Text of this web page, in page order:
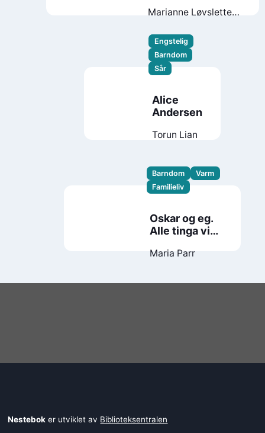
Marianne Løvsletten
Marie Fallberg
Engstelig
Barndom
Sår
Alice
Andersen
Torun Lian
Barndom
Varm
Familieliv
Oskar og eg.
Alle tinga vi
Maria Parr
Nestebok er utviklet av Biblioteksentralen